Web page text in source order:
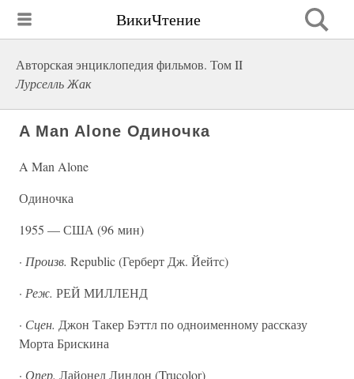
ВикиЧтение
Авторская энциклопедия фильмов. Том II
Лурселль Жак
A Man Alone Одиночка
A Man Alone
Одиночка
1955 — США (96 мин)
· Произв. Republic (Герберт Дж. Йейтс)
· Реж. РЕЙ МИЛЛЕНД
· Сцен. Джон Такер Бэттл по одноименному рассказу
Морта Брискина
· Опер. Лайонел Линдон (Trucolor)